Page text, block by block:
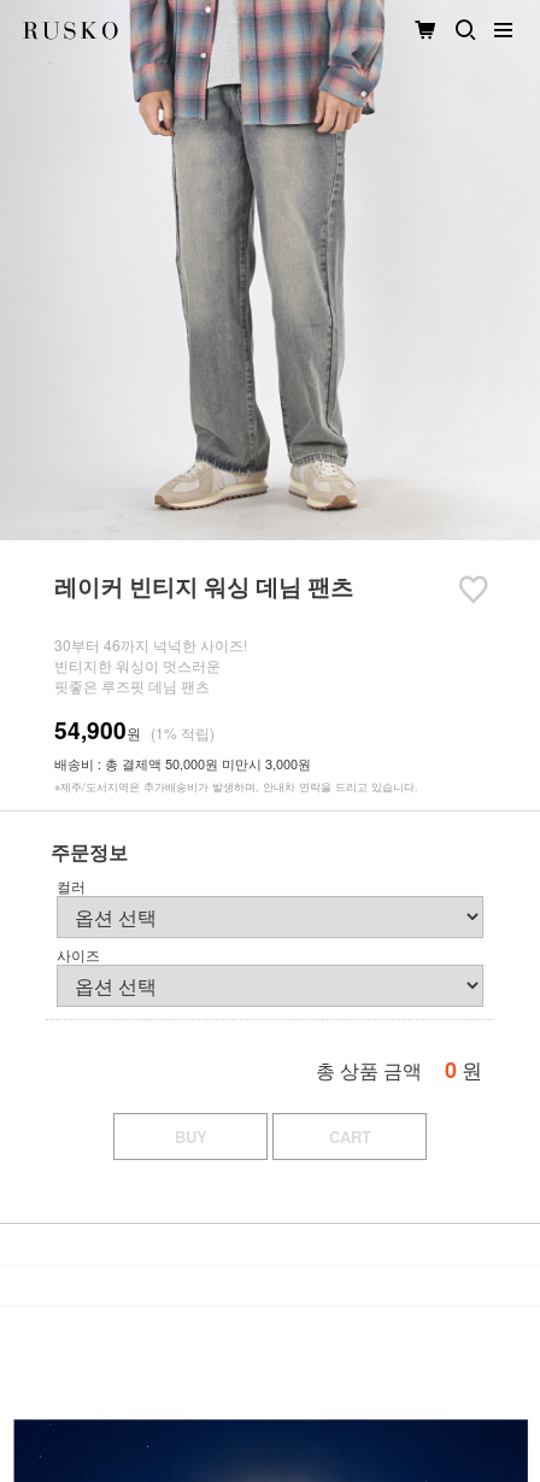
레이커 빈티지 워싱 데님 팬츠
30부터 46까지 넉넉한 사이즈!
빈티지한 워싱이 멋스러운
핏좋은 루즈핏 데님 팬츠
54,900원 (1% 적립)
배송비 : 총 결제액 50,000원 미만시 3,000원
※제주/도서지역은 추가배송비가 발생하며, 안내차 연락을 드리고 있습니다.
주문정보
컬러
사이즈
총 상품 금액 0 원
BUY CART